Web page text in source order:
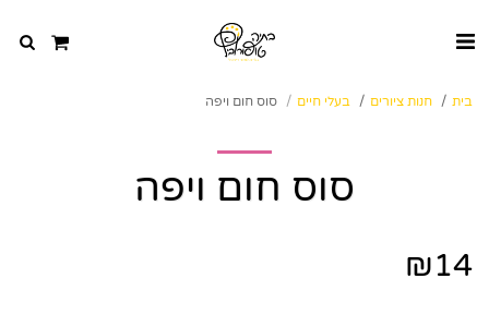
בית חנות ציורים בעלי חיים סוס חום ויפה
סוס חום ויפה
₪14